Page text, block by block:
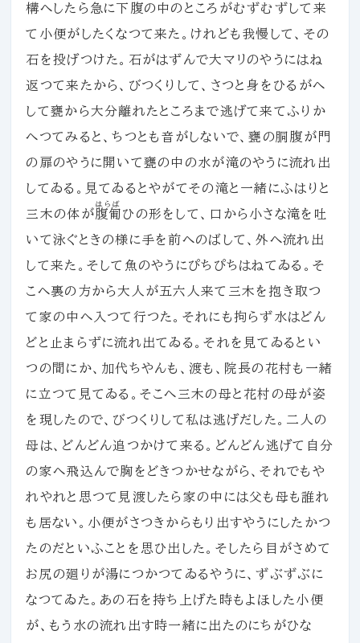
構へしたら急に下腹の中のところがむずむずして来
て小便がしたくなつて来た。けれども我慢して、その
石を投げつけた。石がはずんで大マリのやうにはね
返つて来たから、びつくりして、さつと身をひるがへ
して甕から大分離れたところまで逃げて来てふりか
へつてみると、ちつとも音がしないで、甕の胴腹が門
の扉のやうに開いて甕の中の水が滝のやうに流れ出
してゐる。見てゐるとやがてその滝と一緒にふはりと
三木の体が腹匍
はらば
ひの形をして、口から小さな滝を吐
いて泳ぐときの様に手を前へのばして、外へ流れ出
して来た。そして魚のやうにぴちぴちはねてゐる。そ
こへ裏の方から大人が五六人来て三木を抱き取つ
て家の中へ入つて行つた。それにも拘らず水はどん
どと止まらずに流れ出てゐる。それを見てゐるとい
つの間にか、加代ちやんも、渡も、院長の花村も一緒
に立つて見てゐる。そこへ三木の母と花村の母が姿
を現したので、びつくりして私は逃げだした。二人の
母は、どんどん追つかけて来る。どんどん逃げて自分
の家へ飛込んで胸をどきつかせながら、それでもや
れやれと思つて見渡したら家の中には父も母も誰れ
も居ない。小便がさつきからもり出すやうにしたかつ
たのだといふことを思ひ出した。そしたら目がさめて
お尻の廻りが湯につかつてゐるやうに、ずぶずぶに
なつてゐた。あの石を持ち上げた時もよほした小便
が、もう水の流れ出す時一緒に出たのにちがひな